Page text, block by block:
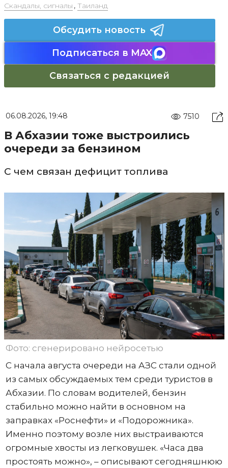
Скандалы, сигналы , Таиланд
Обсудить новость
Подписаться в MAX
Связаться с редакцией
06.08.2026, 19:48 7510
В Абхазии тоже выстроились
очереди за бензином
С чем связан дефицит топлива
Фото: сгенерировано нейросетью
С начала августа очереди на АЗС стали одной
из самых обсуждаемых тем среди туристов в
Абхазии. По словам водителей, бензин
стабильно можно найти в основном на
заправках «Роснефти» и «Подорожника».
Именно поэтому возле них выстраиваются
огромные хвосты из легковушек. «Часа два
простоять можно», – описывают сегодняшнюю